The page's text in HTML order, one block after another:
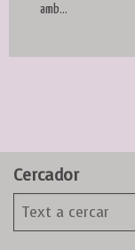
amb...
Cercador